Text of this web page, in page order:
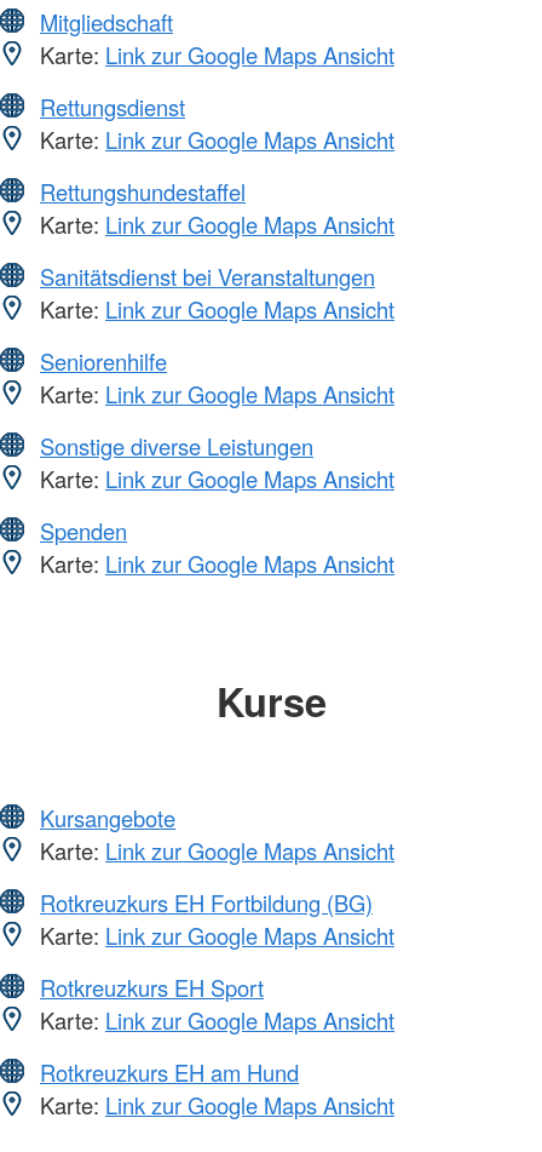
Mitgliedschaft
Karte: Link zur Google Maps Ansicht
Rettungsdienst
Karte: Link zur Google Maps Ansicht
Rettungshundestaffel
Karte: Link zur Google Maps Ansicht
Sanitätsdienst bei Veranstaltungen
Karte: Link zur Google Maps Ansicht
Seniorenhilfe
Karte: Link zur Google Maps Ansicht
Sonstige diverse Leistungen
Karte: Link zur Google Maps Ansicht
Spenden
Karte: Link zur Google Maps Ansicht
Kurse
Kursangebote
Karte: Link zur Google Maps Ansicht
Rotkreuzkurs EH Fortbildung (BG)
Karte: Link zur Google Maps Ansicht
Rotkreuzkurs EH Sport
Karte: Link zur Google Maps Ansicht
Rotkreuzkurs EH am Hund
Karte: Link zur Google Maps Ansicht